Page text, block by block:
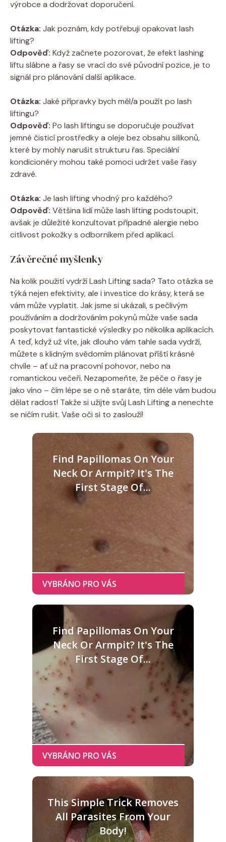
výrobce a dodržovat doporučení.
Otázka: Jak poznám, kdy potřebuji opakovat lash
lifting?
Odpověď: Když začnete pozorovat, že efekt lashing
liftu slábne a řasy se vrací do své původní pozice, je to
signál pro plánování další aplikace.
Otázka: Jaké přípravky bych měl/a použít po lash
liftingu?
Odpověď: Po lash liftingu se doporučuje používat
jemné čisticí prostředky a oleje bez obsahu silikonů,
které by mohly narušit strukturu řas. Speciální
kondicionéry mohou také pomoci udržet vaše řasy
zdravé.
Otázka: Je lash lifting vhodný pro každého?
Odpověď: Většina lidí může lash lifting podstoupit,
avšak je důležité konzultovat případné alergie nebo
citlivost pokožky s odborníkem před aplikací.
Závěrečné myšlenky
Na kolik použití vydrží Lash Lifting sada? Tato otázka se
týká nejen efektivity, ale i investice do krásy, která se
vám může vyplatit. Jak jsme si ukázali, s pečlivým
používáním a dodržováním pokynů může vaše sada
poskytovat fantastické výsledky po několika aplikacích.
A teď, když už víte, jak dlouho vám tahle sada vydrží,
můžete s klidným svědomím plánovat příští krásné
chvíle – ať už na pracovní pohovor, nebo na
romantickou večeři. Nezapomeňte, že péče o řasy je
jako víno – čím lépe se o ně staráte, tím déle vám budou
dělat radost! Takže si užijte svůj Lash Lifting a nenechte
se ničím rušit. Vaše oči si to zaslouží!
Find Papillomas On Your
Neck Or Armpit? It's The
First Stage Of...
Find Papillomas On Your
Neck Or Armpit? It's The
First Stage Of...
This Simple Trick Removes
All Parasites From Your
Body!